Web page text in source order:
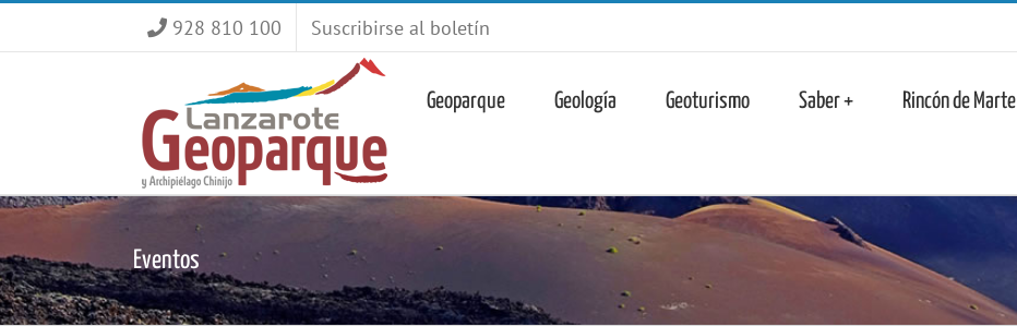
928 810 100 Suscribirse al boletín
Geoparque Geología Geoturismo Saber + Rincón de Marte
Eventos